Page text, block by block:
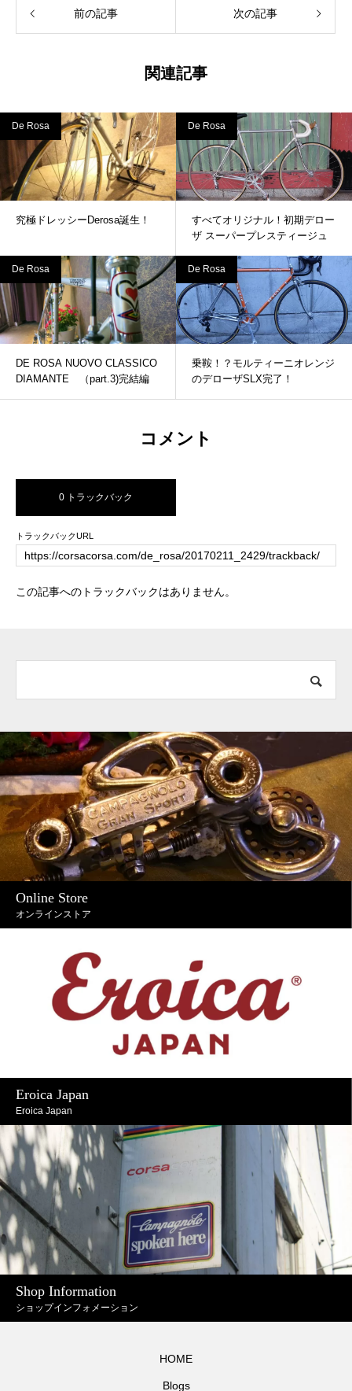
前の記事 次の記事
関連記事
De Rosa
究極ドレッシーDerosa誕生！
De Rosa
すべてオリジナル！初期デロー
ザ スーパープレスティージュ
De Rosa
DE ROSA NUOVO CLASSICO
DIAMANTE （part.3)完結編
De Rosa
乗鞍！？モルティーニオレンジ
のデローザSLX完了！
コメント
0 トラックバック
トラックバックURL
この記事へのトラックバックはありません。
Online Store
オンラインストア
Eroica Japan
Eroica Japan
Shop Information
ショップインフォメーション
HOME
Blogs